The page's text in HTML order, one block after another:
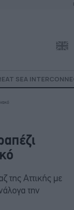
SEA
της Αττικής με
την